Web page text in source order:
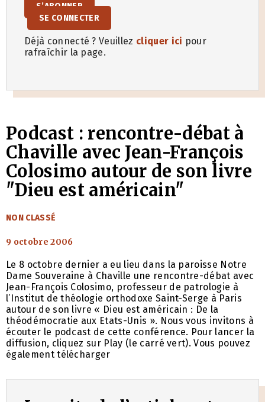
S’ABONNER
SE CONNECTER
Déjà connecté ? Veuillez cliquer ici pour
rafraîchir la page.
Podcast : rencontre-débat à
Chaville avec Jean-François
Colosimo autour de son livre
"Dieu est américain"
CATÉGORIES
NON CLASSÉ
9 octobre 2006
Le 8 octobre dernier a eu lieu dans la paroisse Notre
Dame Souveraine à Chaville une rencontre-débat avec
Jean-François Colosimo, professeur de patrologie à
l’Institut de théologie orthodoxe Saint-Serge à Paris
autour de son livre « Dieu est américain : De la
théodémocratie aux Etats-Unis ». Nous vous invitons à
écouter le podcast de cette conférence. Pour lancer la
diffusion, cliquez sur Play (le carré vert). Vous pouvez
également télécharger